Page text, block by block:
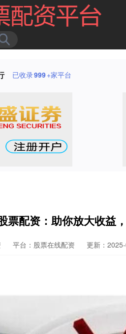
已收录999+家平台
票配资：助你放大收益
平台：股票在线配资 更新：